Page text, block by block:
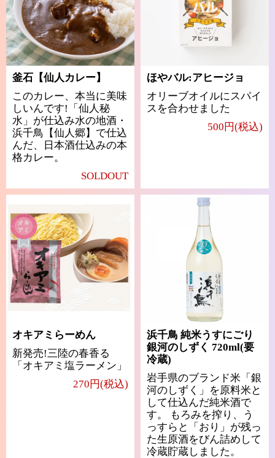
釜石【仙人カレー】
このカレー、本当に美味
しいんです!「仙人秘
水」が仕込み水の地酒・
浜千鳥【仙人郷】で仕込
んだ、日本酒仕込みの本
格カレー。
SOLDOUT
ほやバル:アヒージョ
オリーブオイルにスパイ
スを合わせました
500円(税込)
オキアミらーめん
新発売!三陸の春香る
「オキアミ塩ラーメン」
270円(税込)
浜千鳥 純米うすにごり
銀河のしずく 720ml(要
冷蔵)
岩手県のブランド米「銀
河のしずく」を原料米と
して仕込んだ純米酒で
す。 もろみを搾り、う
っすらと「おり」が残っ
た生原酒をびん詰めして
冷蔵貯蔵しました。